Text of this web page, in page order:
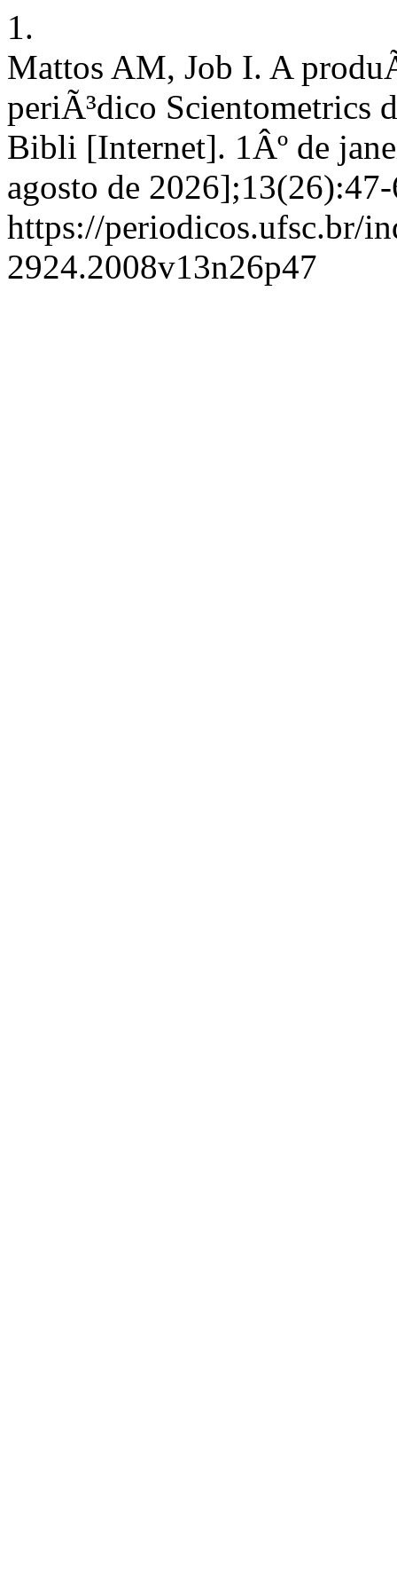
1.
Mattos AM, Job I. A
periÃ³dico Scientometrics
Bibli [Internet]. 1Âº de
agosto de
https://periodicos.ufsc.br/
2924.2008v13n26p47